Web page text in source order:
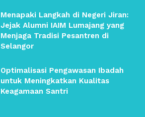
Menapaki Langkah di Negeri Jiran:
Jejak Alumni IAIM Lumajang yang
Menjaga Tradisi Pesantren di
Selangor
Optimalisasi Pengawasan Ibadah
untuk Meningkatkan Kualitas
Keagamaan Santri